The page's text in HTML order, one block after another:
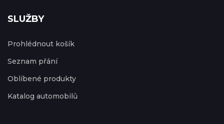
SLUŽBY
Prohlédnout košík
Seznam přání
Oblíbené produkty
Katalog automobilů